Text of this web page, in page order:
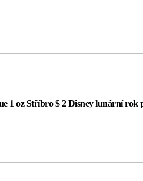
1 oz Stříbro $ 2 Disney lunární rok